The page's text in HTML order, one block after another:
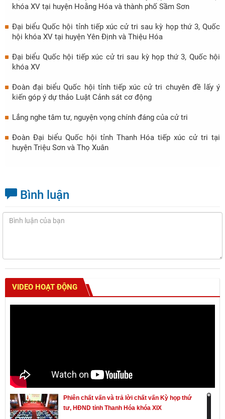
khóa XV tại huyện Hoằng Hóa và thành phố Sầm Sơn
Đại biểu Quốc hội tỉnh tiếp xúc cử tri sau kỳ họp thứ 3, Quốc
hội khóa XV tại huyện Yên Định và Thiệu Hóa
Đại biểu Quốc hội tiếp xúc cử tri sau kỳ họp thứ 3, Quốc hội
khóa XV
Đoàn đại biểu Quốc hội tỉnh tiếp xúc cử tri chuyên đề lấy ý
kiến góp ý dự thảo Luật Cảnh sát cơ động
Lắng nghe tâm tư, nguyện vọng chính đáng của cử tri
Đoàn Đại biểu Quốc hội tỉnh Thanh Hóa tiếp xúc cử tri tại
huyện Triệu Sơn và Thọ Xuân
Bình luận
VIDEO HOẠT ĐỘNG
Phiên chất vấn và trả lời chất vấn Kỳ họp thứ
tư, HĐND tỉnh Thanh Hóa khóa XIX